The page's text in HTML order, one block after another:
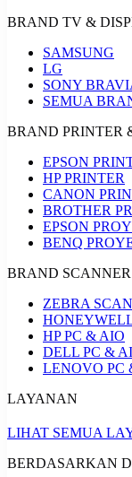
BRAND TV &
SAMSUNG
LG
SONY
SEMUA
BRAND PRINTER
EPSON
HP PRINTER
CANON
BROTHER
EPSON
BENQ
BRAND
ZEBRA
HP PC & AIO
DELL PC &
LENOVO PC
LAYANAN
LIHAT SEMUA
BERDASARKAN